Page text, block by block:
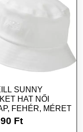
SUNNY
HAT NŐI
FEHÉR, MÉRET
Ft